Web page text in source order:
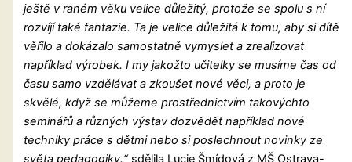
ještě v raném věku velice důležitý, protože se spolu s ní
rozvíjí také fantazie. Ta je velice důležitá k tomu, aby si dítě
věřilo a dokázalo samostatně vymyslet a zrealizovat
například výrobek. I my jakožto učitelky se musíme čas od
času samo vzdělávat a zkoušet nové věci, a proto je
skvělé, když se můžeme prostřednictvím takovýchto
seminářů a různých výstav dozvědět například nové
techniky práce s dětmi nebo si poslechnout novinky ze
světa pedagogiky.“ sdělila Lucie Šmídová z MŠ Ostrava-